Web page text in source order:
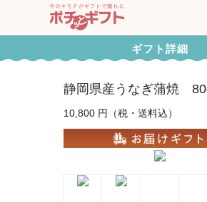
ポチッとギフトとは
ギフト詳細
静岡県産うなぎ蒲焼
10,800 円（税・送料込）